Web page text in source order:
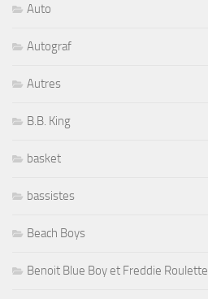
Auto
Autograf
Autres
B.B. King
basket
bassistes
Beach Boys
Benoit Blue Boy et Freddie Roulette